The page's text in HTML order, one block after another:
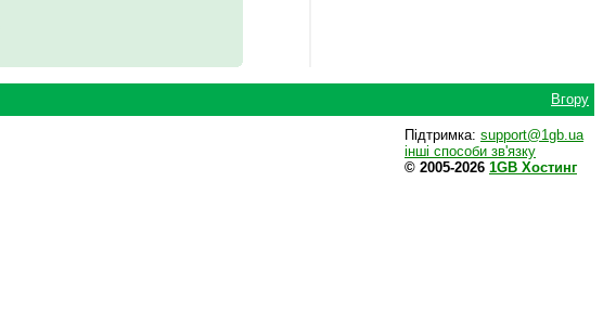
Вгору
Підтримка: support@1gb.ua
інші способи зв'язку
© 2005-2026 1GB Хостинг